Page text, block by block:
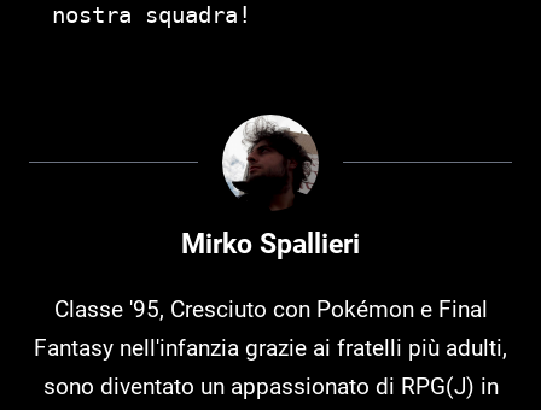
nostra squadra!
Mirko Spallieri
Classe '95, Cresciuto con Pokémon e Final
Fantasy nell'infanzia grazie ai fratelli più adulti,
sono diventato un appassionato di RPG(J) in